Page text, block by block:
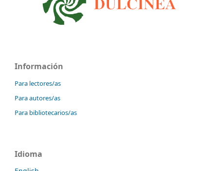
Información
Para lectores/as
Para autores/as
Para bibliotecarios/as
Idioma